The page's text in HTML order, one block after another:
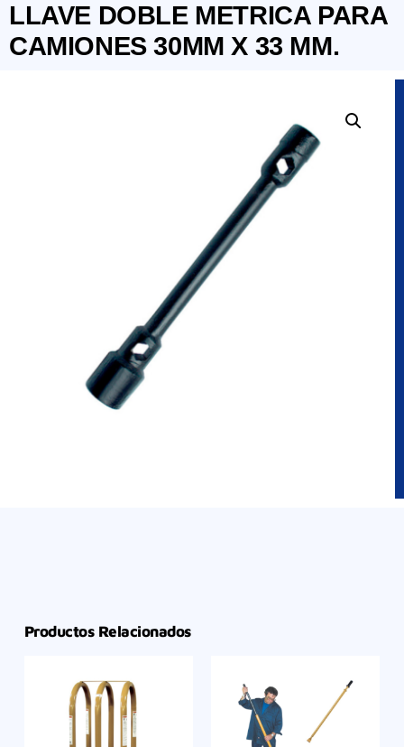
LLAVE DOBLE METRICA PARA
CAMIONES 30MM X 33 MM.
Productos Relacionados